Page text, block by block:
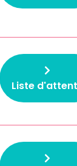
Liste